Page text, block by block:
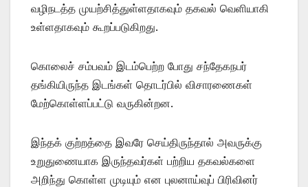
வழிநடத்த முயற்சித்துள்ளதாகவும் தகவல் வெளியாகி
உள்ளதாகவும் கூறப்படுகிறது.
கொலைச் சம்பவம் இடம்பெற்ற போது சந்தேகநபர்
தங்கியிருந்த இடங்கள் தொடர்பில் விசாரணைகள்
மேற்கொள்ளப்பட்டு வருகின்றன.
இந்தக் குற்றத்தை இவரே செய்திருந்தால் அவருக்கு
உறுதுணையாக இருந்தவர்கள் பற்றிய தகவல்களை
அறிந்து கொள்ள முடியும் என புலனாய்வுப் பிரிவினர்